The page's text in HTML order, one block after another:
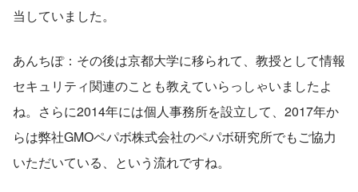
当していました。
あんちぽ：その後は京都大学に移られて、教授として情報
セキュリティ関連のことも教えていらっしゃいましたよ
ね。さらに2014年には個人事務所を設立して、2017年か
らは弊社GMOペパボ株式会社のペパボ研究所でもご協力
いただいている、という流れですね。